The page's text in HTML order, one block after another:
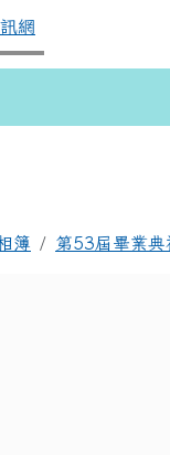
資訊網
簿 第53屆畢業